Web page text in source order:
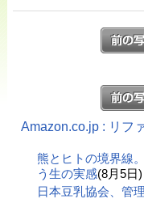
Amazon.co.jp : リフ
熊とヒトの境界線
う生の実感(8月5日)
日本豆乳協会、管